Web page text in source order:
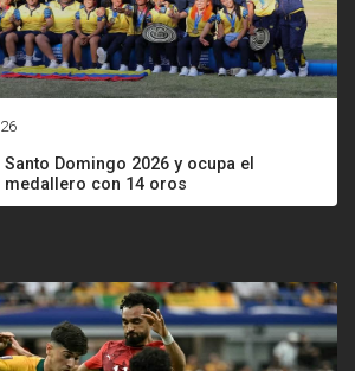
Domingo 2026 y ocupa el
con 14 oros